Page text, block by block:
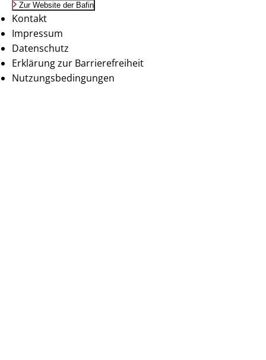
Zur Website der Bafin
Kontakt
Impressum
Datenschutz
Erklärung zur Barrierefreiheit
Nutzungsbedingungen